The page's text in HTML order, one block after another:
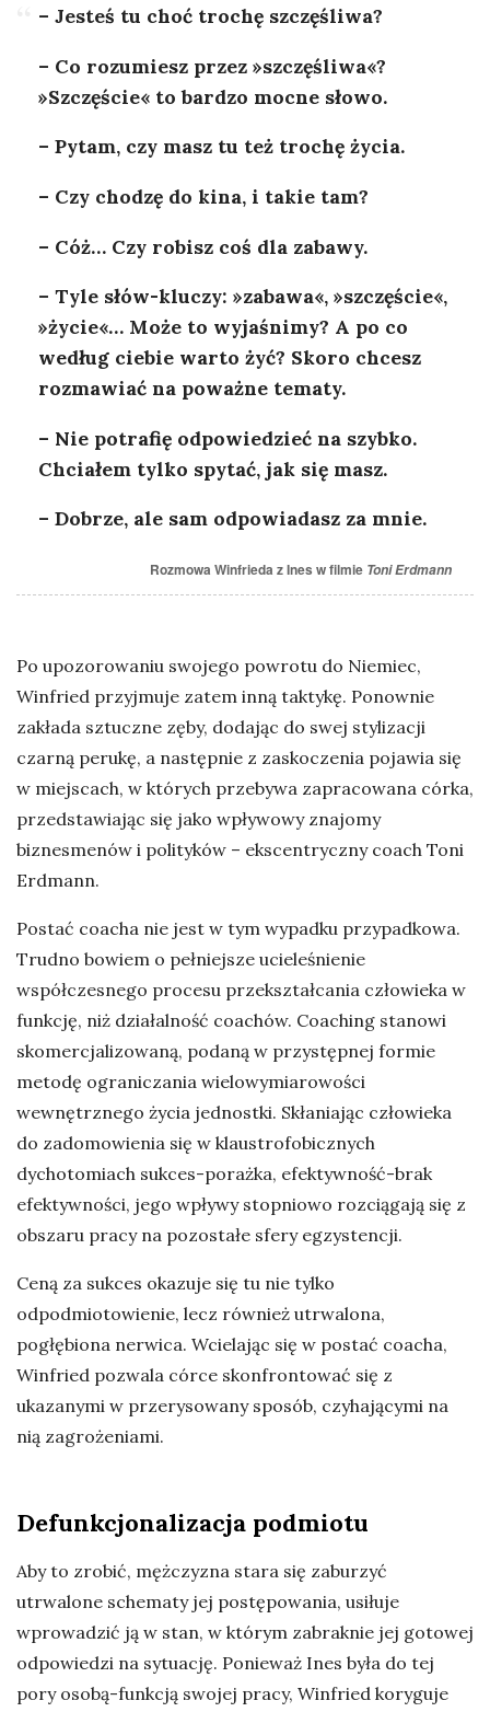
– Jesteś tu choć trochę szczęśliwa?
– Co rozumiesz przez »szczęśliwa«?
»Szczęście« to bardzo mocne słowo.
– Pytam, czy masz tu też trochę życia.
– Czy chodzę do kina, i takie tam?
– Cóż… Czy robisz coś dla zabawy.
– Tyle słów-kluczy: »zabawa«, »szczęście«,
»życie«… Może to wyjaśnimy? A po co
według ciebie warto żyć? Skoro chcesz
rozmawiać na poważne tematy.
– Nie potrafię odpowiedzieć na szybko.
Chciałem tylko spytać, jak się masz.
– Dobrze, ale sam odpowiadasz za mnie.
Rozmowa Winfrieda z Ines w filmie Toni Erdmann
Po upozorowaniu swojego powrotu do Niemiec,
Winfried przyjmuje zatem inną taktykę. Ponownie
zakłada sztuczne zęby, dodając do swej stylizacji
czarną perukę, a następnie z zaskoczenia pojawia się
w miejscach, w których przebywa zapracowana córka,
przedstawiając się jako wpływowy znajomy
biznesmenów i polityków – ekscentryczny coach Toni
Erdmann.
Postać coacha nie jest w tym wypadku przypadkowa.
Trudno bowiem o pełniejsze ucieleśnienie
współczesnego procesu przekształcania człowieka w
funkcję, niż działalność coachów. Coaching stanowi
skomercjalizowaną, podaną w przystępnej formie
metodę ograniczania wielowymiarowości
wewnętrznego życia jednostki. Skłaniając człowieka
do zadomowienia się w klaustrofobicznych
dychotomiach sukces-porażka, efektywność-brak
efektywności, jego wpływy stopniowo rozciągają się z
obszaru pracy na pozostałe sfery egzystencji.
Ceną za sukces okazuje się tu nie tylko
odpodmiotowienie, lecz również utrwalona,
pogłębiona nerwica. Wcielając się w postać coacha,
Winfried pozwala córce skonfrontować się z
ukazanymi w przerysowany sposób, czyhającymi na
nią zagrożeniami.
Defunkcjonalizacja podmiotu
Aby to zrobić, mężczyzna stara się zaburzyć
utrwalone schematy jej postępowania, usiłuje
wprowadzić ją w stan, w którym zabraknie jej gotowej
odpowiedzi na sytuację. Ponieważ Ines była do tej
pory osobą-funkcją swojej pracy, Winfried koryguje